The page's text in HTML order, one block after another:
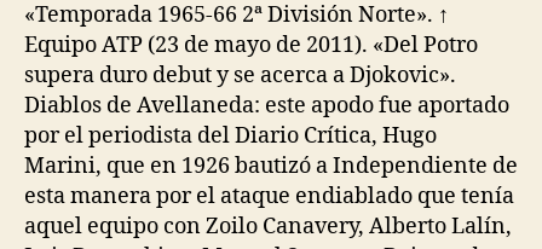
«Temporada 1965-66 2ª División Norte». ↑
Equipo ATP (23 de mayo de 2011). «Del Potro
supera duro debut y se acerca a Djokovic».
Diablos de Avellaneda: este apodo fue aportado
por el periodista del Diario Crítica, Hugo
Marini, que en 1926 bautizó a Independiente de
esta manera por el ataque endiablado que tenía
aquel equipo con Zoilo Canavery, Alberto Lalín,